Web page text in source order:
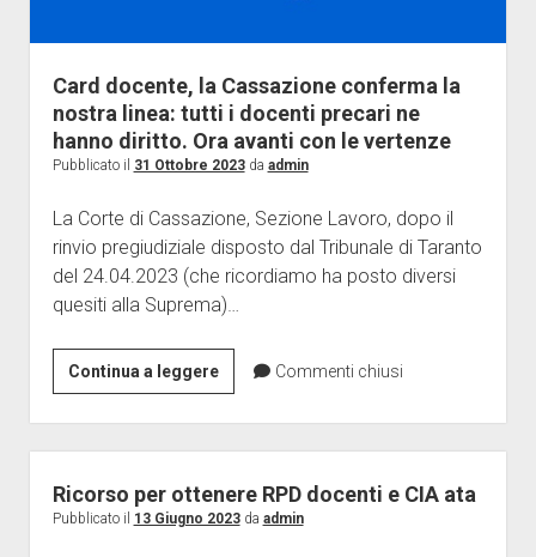
Card docente, la Cassazione conferma la
nostra linea: tutti i docenti precari ne
hanno diritto. Ora avanti con le vertenze
Pubblicato il 31 Ottobre 2023da admin
La Corte di Cassazione, Sezione Lavoro, dopo il
rinvio pregiudiziale disposto dal Tribunale di Taranto
del 24.04.2023 (che ricordiamo ha posto diversi
quesiti alla Suprema)…
Continua a leggereCard
docente,
la
Cassazione
conferma
la
Commenti chiusi
Ricorso per ottenere RPD docenti e CIA ata
Pubblicato il 13 Giugno 2023da admin